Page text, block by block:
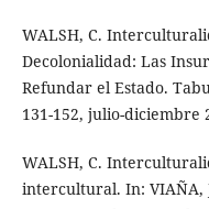
WALSH, C.
Decolonialidad: Las
Refundar el Estado.
131-152, julio-diciembre
WALSH, C.
intercultural. In: VIAÑA,